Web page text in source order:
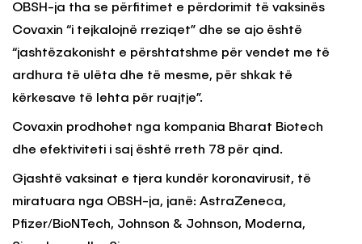
OBSH-ja tha se përfitimet e përdorimit të vaksinës
Covaxin “i tejkalojnë rreziqet” dhe se ajo është
“jashtëzakonisht e përshtatshme për vendet me të
ardhura të ulëta dhe të mesme, për shkak të
kërkesave të lehta për ruajtje”.
Covaxin prodhohet nga kompania Bharat Biotech
dhe efektiviteti i saj është rreth 78 për qind.
Gjashtë vaksinat e tjera kundër koronavirusit, të
miratuara nga OBSH-ja, janë: AstraZeneca,
Pfizer/BioNTech, Johnson & Johnson, Moderna,